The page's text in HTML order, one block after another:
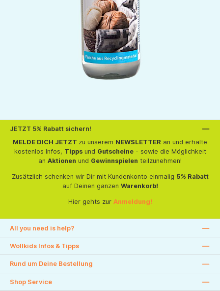
JETZT 5% Rabatt sichern!
MELDE DICH JETZT zu unserem NEWSLETTER an und erhalte
kostenlos Infos, Tippsund Gutscheine- sowie die Möglichkeit
an Aktionen und Gewinnspielen teilzunehmen!
Zusätzlich schenken wir Dir mit Kundenkonto einmalig 5% Rabatt
auf Deinen ganzen Warenkorb!
Hier gehts zur Anmeldung!
All you need is help?
Wollkids Infos & Tipps
Rund um Deine Bestellung
Shop Service